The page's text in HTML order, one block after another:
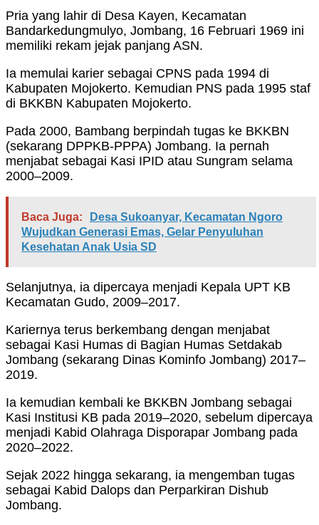
Pria yang lahir di Desa Kayen, Kecamatan
Bandarkedungmulyo, Jombang, 16 Februari 1969 ini
memiliki rekam jejak panjang ASN.
Ia memulai karier sebagai CPNS pada 1994 di
Kabupaten Mojokerto. Kemudian PNS pada 1995 staf
di BKKBN Kabupaten Mojokerto.
Pada 2000, Bambang berpindah tugas ke BKKBN
(sekarang DPPKB-PPPA) Jombang. Ia pernah
menjabat sebagai Kasi IPID atau Sungram selama
2000–2009.
Baca Juga:
Desa Sukoanyar, Kecamatan Ngoro
Wujudkan Generasi Emas, Gelar Penyuluhan
Kesehatan Anak Usia SD
Selanjutnya, ia dipercaya menjadi Kepala UPT KB
Kecamatan Gudo, 2009–2017.
Kariernya terus berkembang dengan menjabat
sebagai Kasi Humas di Bagian Humas Setdakab
Jombang (sekarang Dinas Kominfo Jombang) 2017–
2019.
Ia kemudian kembali ke BKKBN Jombang sebagai
Kasi Institusi KB pada 2019–2020, sebelum dipercaya
menjadi Kabid Olahraga Disporapar Jombang pada
2020–2022.
Sejak 2022 hingga sekarang, ia mengemban tugas
sebagai Kabid Dalops dan Perparkiran Dishub
Jombang.